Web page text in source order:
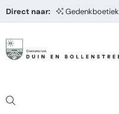
Direct naar: Gedenkboetiek